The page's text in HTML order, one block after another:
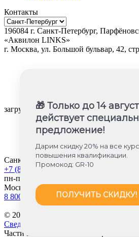
Контакты
196084 г. Санкт-Петербург,
«Аквилон LINKS»
г. Москва, ул. Большой бульвар, 42,
загрузка карты...
Санкт-Петербург
+7 (812) 605-85-58
пн-пт с 9:00 до 18:00
Москва
8 800 350-45-56
© 2013-2026 «Международные
Сведения об образовательной
Частичное или полное копирование
🎁 Только до 14
действует
предложение!
Дарим скидку 20% на все
повышения квалификации.
Промокод: GR-10
ПОЛУЧИТЬ СКИДКУ!